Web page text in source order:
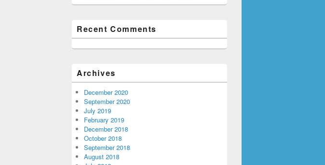
Recent Comments
Archives
December 2020
September 2020
July 2019
February 2019
December 2018
October 2018
September 2018
August 2018